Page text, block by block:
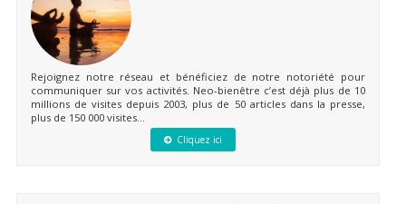
Rejoignez notre réseau et bénéficiez de notre notoriété pour
communiquer sur vos activités. Neo-bienêtre c’est déjà plus de 10
millions de visites depuis 2003, plus de 50 articles dans la presse,
plus de 150 000 visites...
Cliquez ici